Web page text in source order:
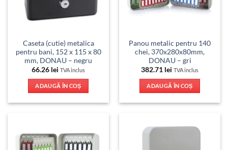
Caseta (cutie) metalica
pentru bani, 152 x 115 x 80
mm, DONAU – negru
66.26 lei TVA inclus
ADAUGĂ ÎN COȘ
Panou metalic pentru 140
chei, 370x280x80mm,
DONAU – gri
382.71 lei TVA inclus
ADAUGĂ ÎN COȘ